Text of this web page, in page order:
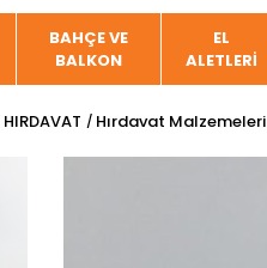
BAHÇE VE
BALKON
EL
ALETLERİ
HIRDAVAT Hırdavat Malzemeleri